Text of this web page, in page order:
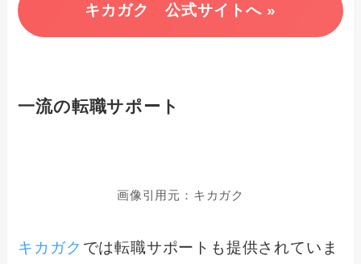
キカガク 公式サイトへ »
一流の転職サポート
画像引用元：キカガク
キカガク では転職サポートも提供されていま